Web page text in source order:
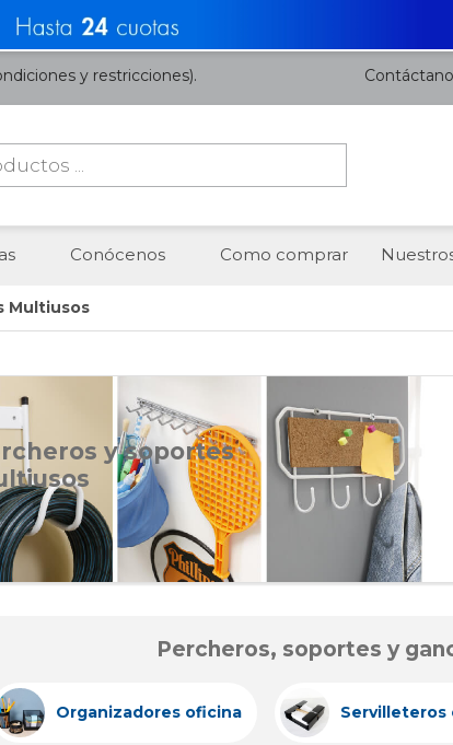
y restricciones).
Conócenos Como comprar
Multiusos
y soportes
Percheros, soportes y
Organizadores oficina Servilleteros